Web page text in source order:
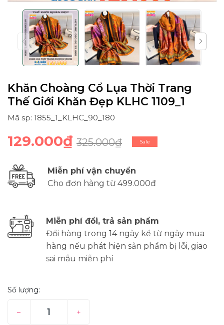
Khăn Choàng Cổ Lụa Thời Trang
Thế Giới Khăn Đẹp KLHC 1109_1
Mã sp: 1855_1_KLHC_90_180
129.000₫ 325.000₫ Sale
Miễn phí vận chuyển
Cho đơn hàng từ 499.000đ
Miễn phí đổi, trả sản phẩm
Đổi hàng trong 14 ngày kể từ ngày mua
hàng nếu phát hiện sản phẩm bị lỗi, giao
sai mẫu miễn phí
Số lượng:
– +